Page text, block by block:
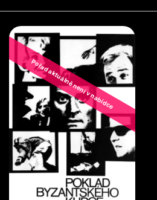
Pořad aktuálně není v nabídce